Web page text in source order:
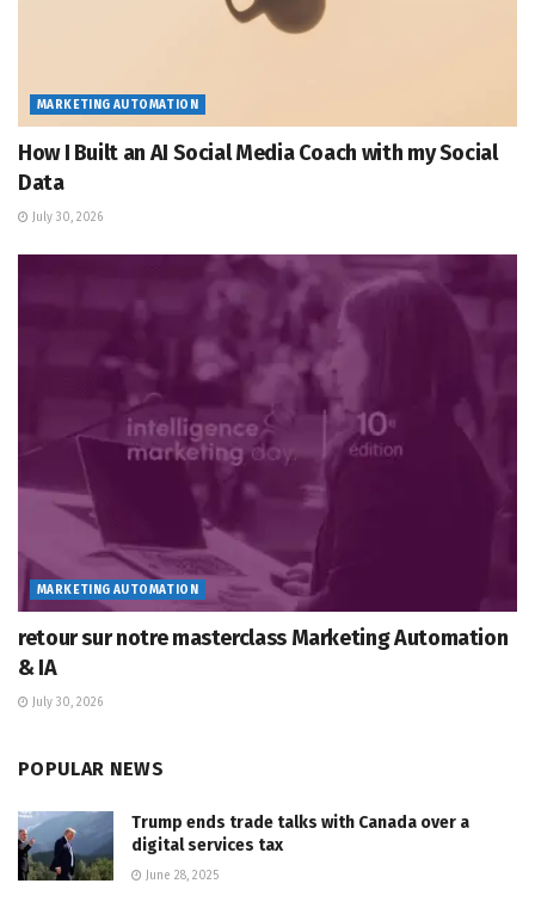
MARKETING AUTOMATION
How I Built an AI Social Media Coach with my Social
Data
July 30, 2026
MARKETING AUTOMATION
retour sur notre masterclass Marketing Automation
& IA
July 30, 2026
POPULAR NEWS
Trump ends trade talks with Canada over a
digital services tax
June 28, 2025